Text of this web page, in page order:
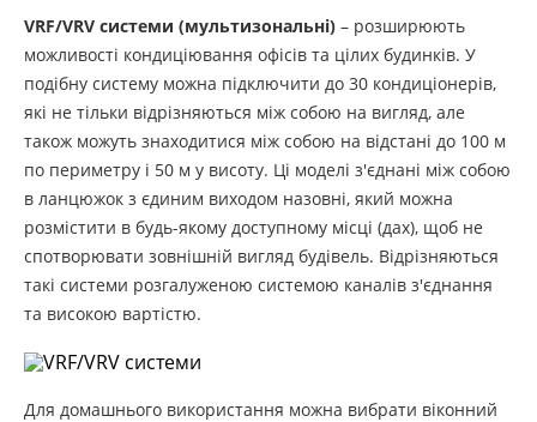
VRF/VRV системи (мультизональні) – розширюють
можливості кондиціювання офісів та цілих будинків. У
подібну систему можна підключити до 30 кондиціонерів,
які не тільки відрізняються між собою на вигляд, але
також можуть знаходитися між собою на відстані до 100 м
по периметру і 50 м у висоту. Ці моделі з'єднані між собою
в ланцюжок з єдиним виходом назовні, який можна
розмістити в будь-якому доступному місці (дах), щоб не
спотворювати зовнішній вигляд будівель. Відрізняються
такі системи розгалуженою системою каналів з'єднання
та високою вартістю.
Для домашнього використання можна вибрати віконний